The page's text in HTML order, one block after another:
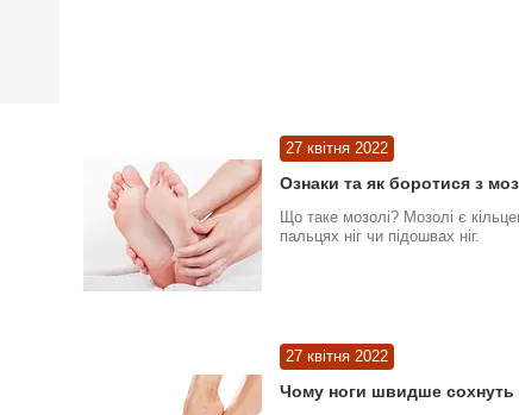
27 квітня 2022
Ознаки та як боротися з
Що таке мозолі? Мозолі є
пальцях ніг чи підошвах ніг.
27 квітня 2022
Чому ноги швидше сохнуть